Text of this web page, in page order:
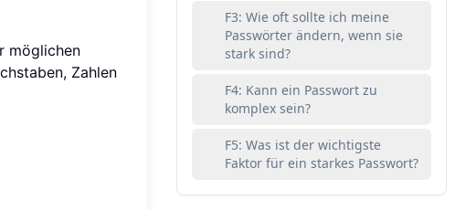
möglichen
Zahlen
F3: Wie oft sollte ich meine
Passwörter ändern, wenn sie
stark sind?
F4: Kann ein Passwort zu
komplex sein?
F5: Was ist der wichtigste
Faktor für ein starkes Passwort?